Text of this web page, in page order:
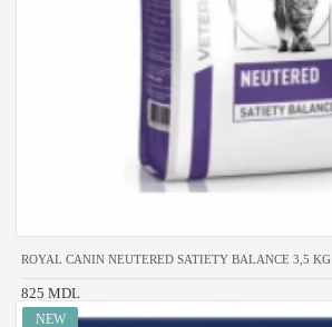
ROYAL CANIN NEUTERED SATIETY BALANCE 3,5 KG
825 MDL